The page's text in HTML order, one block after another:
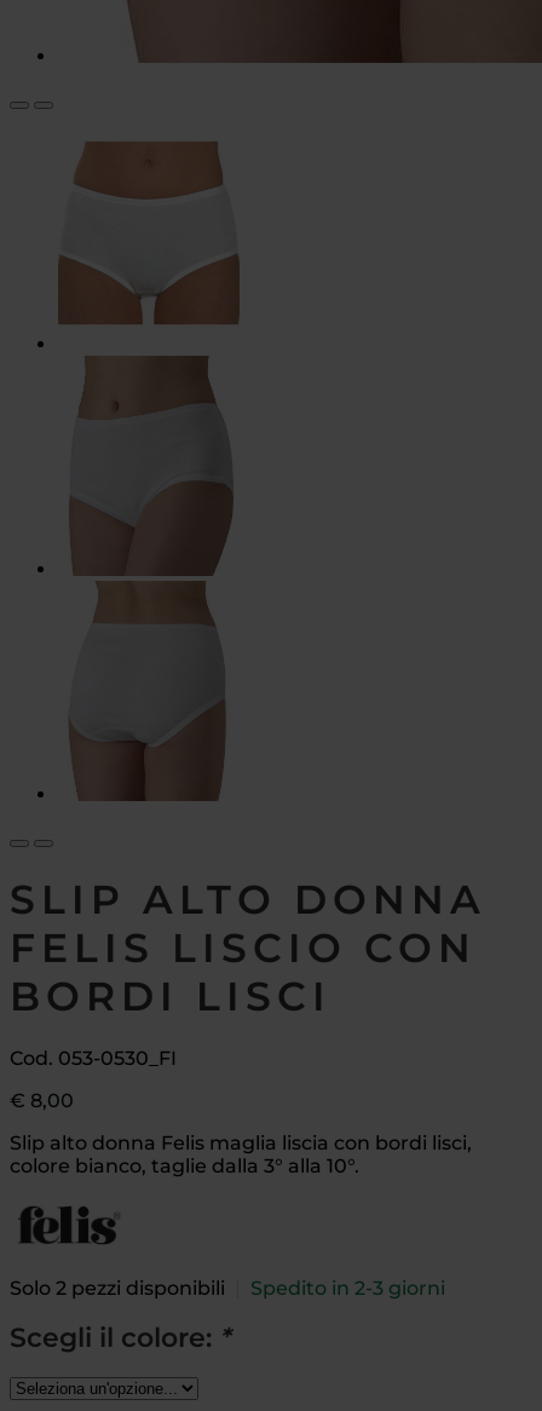
SLIP ALTO DONNA
FELIS LISCIO CON
BORDI LISCI
Cod. 053-0530_FI
€ 8,00
Slip alto donna Felis maglia liscia con bordi lisci,
colore bianco, taglie dalla 3° alla 10°.
Solo 2 pezzi disponibili Spedito in 2-3 giorni
Scegli il colore: *